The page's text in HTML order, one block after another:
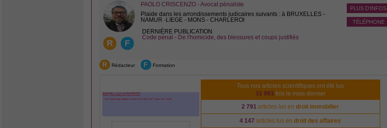
R F
PLUS D'INFOS
TÉLÉPHONE
PAOLO CRISCENZO - Avocat pénaliste
Plaide dans les arrondissements judicaires suivants : à BRUXELLES -
NAMUR -LIEGE - MONS - CHARLEROI
DERNIÈRE PUBLICATION
Code pénal - De l'homicide, des blessures et coups justifiés
R Rédacteur F Formation
Tous nos articles scientifiques ont été lus
31 993 fois le mois dernier
2 791 articles lus endroit immobilier
4 147 articles lus endroit des affaires